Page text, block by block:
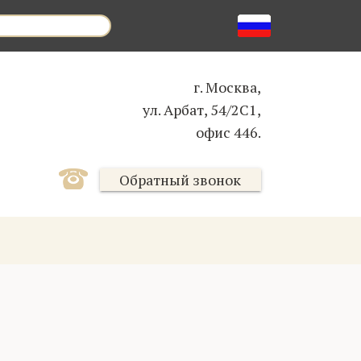
г. Москва,
ул. Арбат, 54/2С1,
офис 446.
Обратный звонок